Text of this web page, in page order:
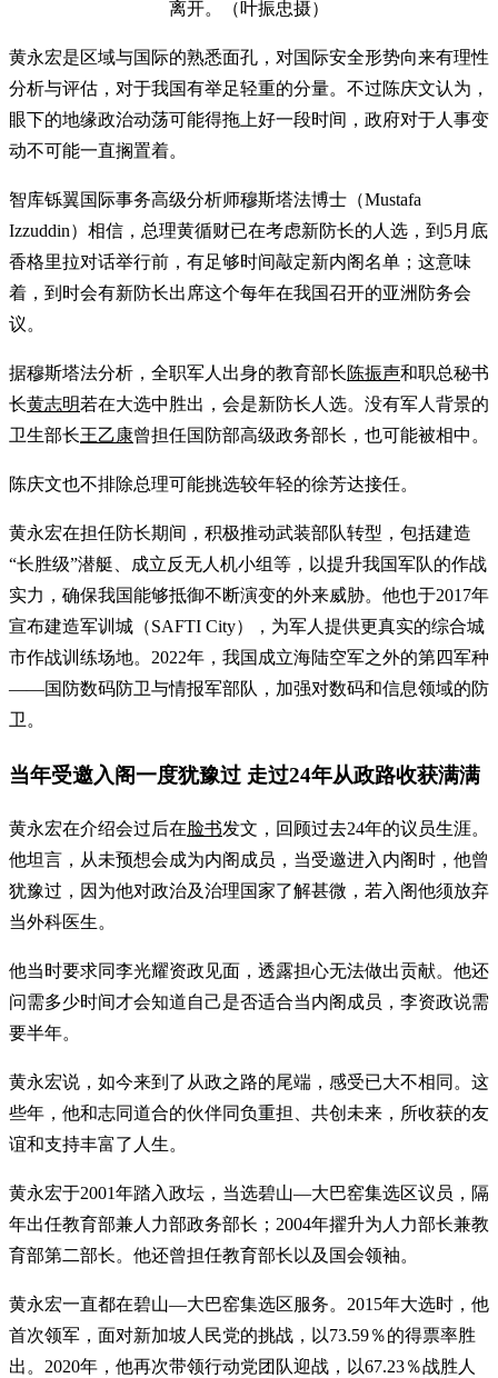
离开。（叶振忠摄）
黄永宏是区域与国际的熟悉面孔，对国际安全形势向来有理性
分析与评估，对于我国有举足轻重的分量。不过陈庆文认为，
眼下的地缘政治动荡可能得拖上好一段时间，政府对于人事变
动不可能一直搁置着。
智库铄翼国际事务高级分析师穆斯塔法博士（Mustafa
Izzuddin）相信，总理黄循财已在考虑新防长的人选，到5月底
香格里拉对话举行前，有足够时间敲定新内阁名单；这意味
着，到时会有新防长出席这个每年在我国召开的亚洲防务会
议。
据穆斯塔法分析，全职军人出身的教育部长陈振声和职总秘书
长黄志明若在大选中胜出，会是新防长人选。没有军人背景的
卫生部长王乙康曾担任国防部高级政务部长，也可能被相中。
陈庆文也不排除总理可能挑选较年轻的徐芳达接任。
黄永宏在担任防长期间，积极推动武装部队转型，包括建造
“长胜级”潜艇、成立反无人机小组等，以提升我国军队的作战
实力，确保我国能够抵御不断演变的外来威胁。他也于2017年
宣布建造军训城（SAFTI City），为军人提供更真实的综合城
市作战训练场地。2022年，我国成立海陆空军之外的第四军种
——国防数码防卫与情报军部队，加强对数码和信息领域的防
卫。
当年受邀入阁一度犹豫过 走过24年从政路收获满满
黄永宏在介绍会过后在脸书发文，回顾过去24年的议员生涯。
他坦言，从未预想会成为内阁成员，当受邀进入内阁时，他曾
犹豫过，因为他对政治及治理国家了解甚微，若入阁他须放弃
当外科医生。
他当时要求同李光耀资政见面，透露担心无法做出贡献。他还
问需多少时间才会知道自己是否适合当内阁成员，李资政说需
要半年。
黄永宏说，如今来到了从政之路的尾端，感受已大不相同。这
些年，他和志同道合的伙伴同负重担、共创未来，所收获的友
谊和支持丰富了人生。
黄永宏于2001年踏入政坛，当选碧山—大巴窑集选区议员，隔
年出任教育部兼人力部政务部长；2004年擢升为人力部长兼教
育部第二部长。他还曾担任教育部长以及国会领袖。
黄永宏一直都在碧山—大巴窑集选区服务。2015年大选时，他
首次领军，面对新加坡人民党的挑战，以73.59％的得票率胜
出。2020年，他再次带领行动党团队迎战，以67.23％战胜人